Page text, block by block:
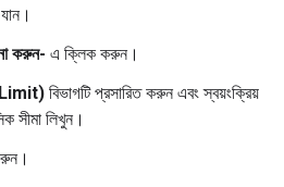
করুন- এ ক্লিক করুন।
Limit) বিভাগটি প্রসারিত করুন এবং স্বয়ংক্রিয়
সীমা লিখুন।